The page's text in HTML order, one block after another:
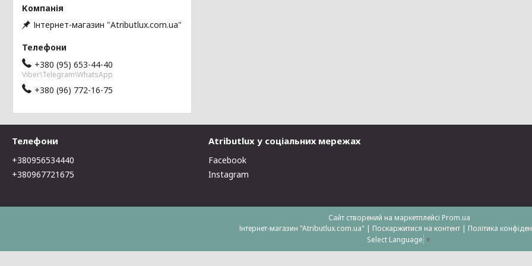
Інтернет-магазин "Atributlux.com.ua"
+380 (95) 653-44-40
Viber\Telegram\WhatsApp
+380 (96) 772-16-75
Телефони
+380956534440
+380967721675
Atributlux у соціальних мережах
Facebook
Instagram
Сайт створений на маркетплейсі Prom.ua
Інтернет-магазин "Atributlux.com.ua" | Поскаржитися на контент | Політика
Select Language ▼